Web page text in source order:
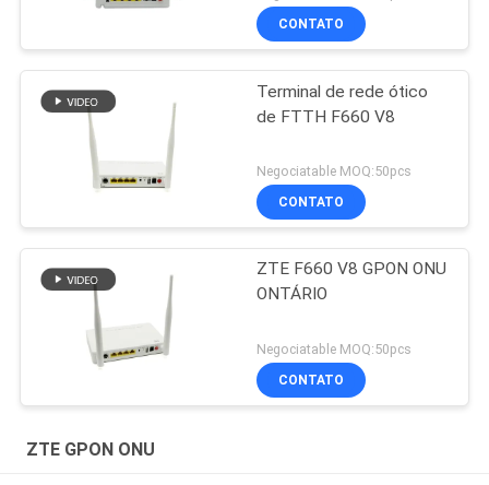
CONTATO
Terminal de rede ótico
de FTTH F660 V8
Negociatable MOQ:50pcs
CONTATO
ZTE F660 V8 GPON ONU
ONTÁRIO
Negociatable MOQ:50pcs
CONTATO
ZTE GPON ONU